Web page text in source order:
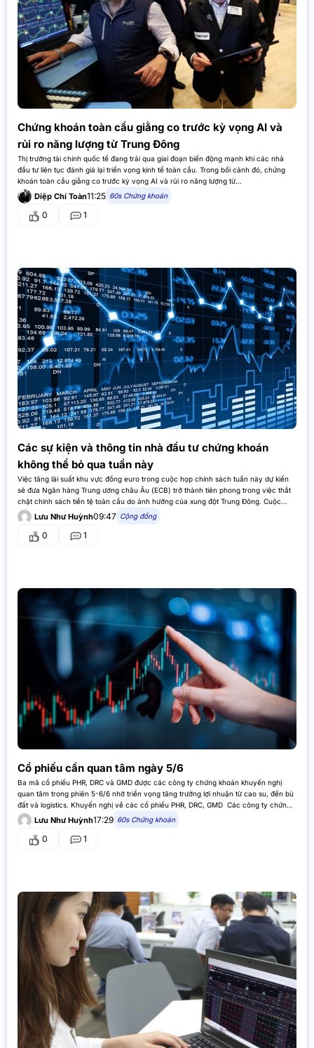
Chứng khoán toàn cầu giằng co trước kỳ vọng AI và
rủi ro năng lượng từ Trung Đông
Thị trường tài chính quốc tế đang trải qua giai đoạn biến động mạnh khi các nhà
đầu tư liên tục đánh giá lại triển vọng kinh tế toàn cầu. Trong bối cảnh đó, chứng
khoán toàn cầu giằng co trước kỳ vọng AI và rủi ro năng lượng từ…
Diệp Chí Toàn11:25 60s Chứng khoán
0 1
Các sự kiện và thông tin nhà đầu tư chứng khoán
không thể bỏ qua tuần này
Việc tăng lãi suất khu vực đồng euro trong cuộc họp chính sách tuần này dự kiến ​​
sẽ đưa Ngân hàng Trung ương châu Âu (ECB) trở thành tiên phong trong việc thắt
chặt chính sách tiền tệ toàn cầu do ảnh hưởng của xung đột Trung Đông. Cuộc
họp…Lưu Như Huỳnh09:47 Cộng đồng
0 1
Cổ phiếu cần quan tâm ngày 5/6
Ba mã cổ phiếu PHR, DRC và GMD được các công ty chứng khoán khuyến nghị
quan tâm trong phiên 5-6/6 nhờ triển vọng tăng trưởng lợi nhuận từ cao su, đền bù
đất và logistics. Khuyến nghị về các cổ phiếu PHR, DRC, GMD Các công ty chứng
khoán…Lưu Như Huỳnh17:29 60s Chứng khoán
0 1